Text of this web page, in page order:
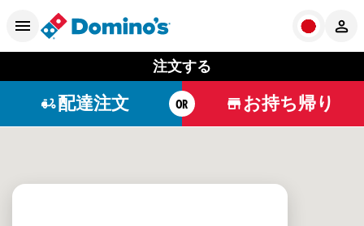
注文する
配達注文 OR お持ち帰り